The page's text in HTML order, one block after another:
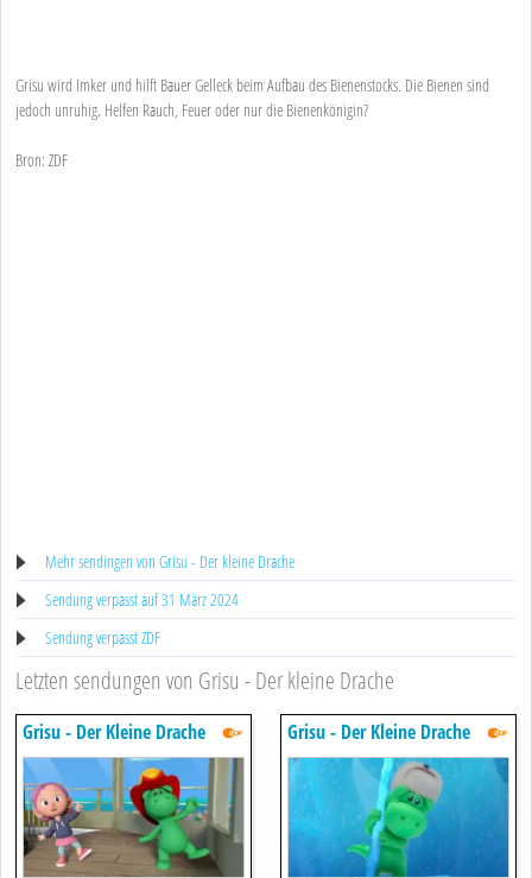
Grisu wird Imker und hilft Bauer Gelleck beim Aufbau des Bienenstocks. Die Bienen sind
jedoch unruhig. Helfen Rauch, Feuer oder nur die Bienenkönigin?
Bron: ZDF
Mehr sendingen von Grisu - Der kleine Drache
Sendung verpasst auf 31 März 2024
Sendung verpasst ZDF
Letzten sendungen von Grisu - Der kleine Drache
Grisu - Der Kleine Drache Grisu - Der Kleine Drache